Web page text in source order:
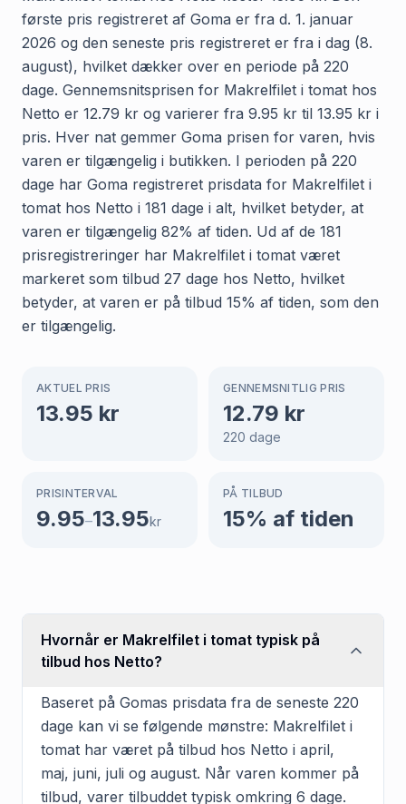
første pris registreret af Goma er fra d. 1. januar
2026 og den seneste pris registreret er fra i dag (8.
august), hvilket dækker over en periode på 220
dage. Gennemsnitsprisen for Makrelfilet i tomat hos
Netto er 12.79 kr og varierer fra 9.95 kr til 13.95 kr i
pris. Hver nat gemmer Goma prisen for varen, hvis
varen er tilgængelig i butikken. I perioden på 220
dage har Goma registreret prisdata for Makrelfilet i
tomat hos Netto i 181 dage i alt, hvilket betyder, at
varen er tilgængelig 82% af tiden. Ud af de 181
prisregistreringer har Makrelfilet i tomat været
markeret som tilbud 27 dage hos Netto, hvilket
betyder, at varen er på tilbud 15% af tiden, som den
er tilgængelig.
AKTUEL PRIS
13.95 kr
GENNEMSNITLIG PRIS
12.79 kr
220 dage
PRISINTERVAL
9.95–13.95kr
PÅ TILBUD
15% af tiden
Hvornår er Makrelfilet i tomat typisk på
tilbud hos Netto?
Baseret på Gomas prisdata fra de seneste 220
dage kan vi se følgende mønstre: Makrelfilet i
tomat har været på tilbud hos Netto i april,
maj, juni, juli og august. Når varen kommer på
tilbud, varer tilbuddet typisk omkring 6 dage.